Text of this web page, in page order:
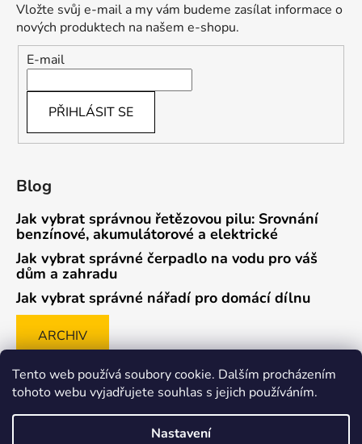
Tento web používá soubory cookie. Dalším procházením
tohoto webu vyjadřujete souhlas s jejich používáním.
Nastavení
Vložte svůj e-mail a my vám budeme zasílat informace o
nových produktech na našem e-shopu.
E-mail
PŘIHLÁSIT SE
Blog
Jak vybrat správnou řetězovou pilu: Srovnání
benzínové, akumulátorové a elektrické
Jak vybrat správné čerpadlo na vodu pro váš
dům a zahradu
Jak vybrat správné nářadí pro domácí dílnu
ARCHIV
Způsob ověřování recenzí